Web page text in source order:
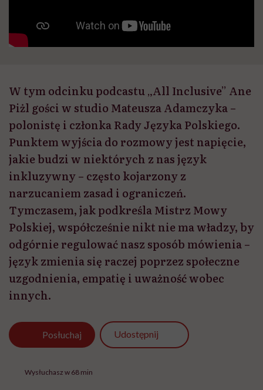
W tym odcinku podcastu „All Inclusive” Ane
Piżl gości w studio Mateusza Adamczyka –
polonistę i członka Rady Języka Polskiego.
Punktem wyjścia do rozmowy jest napięcie,
jakie budzi w niektórych z nas język
inkluzywny – często kojarzony z
narzucaniem zasad i ograniczeń.
Tymczasem, jak podkreśla Mistrz Mowy
Polskiej, współcześnie nikt nie ma władzy, by
odgórnie regulować nasz sposób mówienia –
język zmienia się raczej poprzez społeczne
uzgodnienia, empatię i uważność wobec
innych.
Posłuchaj Udostępnij
Wysłuchasz w 68 min